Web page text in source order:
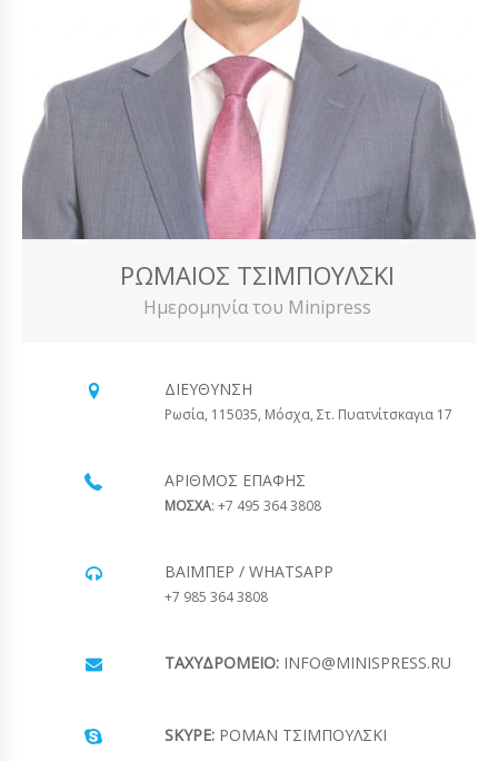
ΡΩΜΑΊΟΣ ΤΣΙΜΠΟΎΛΣΚΙ
Ημερομηνία του Minipress
ΔΙΕΎΘΥΝΣΗ
Ρωσία, 115035, Μόσχα, Στ. Πυατνίτσκαγια 17
ΑΡΙΘΜΌΣ ΕΠΑΦΉΣ
ΜΟΣΧΑ: +7 495 364 3808
ΒΆΙΜΠΕΡ / WHATSAPP
+7 985 364 3808
ΤΑΧΥΔΡΟΜΕΊΟ: INFO@MINISPRESS.RU
SKYPE: ΡΟΜΆΝ ΤΣΙΜΠΟΎΛΣΚΙ